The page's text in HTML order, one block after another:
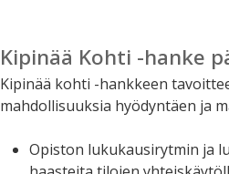
Kipinää Kohti -hanke
Kipinää kohti -hankkeen
mahdollisuuksia hyödyntäen ja
Opiston lukukausirytmin ja